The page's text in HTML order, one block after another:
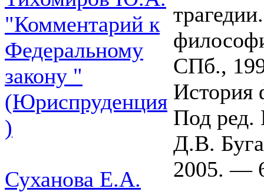
"Комментарий к
Федеральному
закону "
(Юриспруденция
)
Суханова Е.А.
СПб.,
История
Под ред.
Д.В.
2005. —